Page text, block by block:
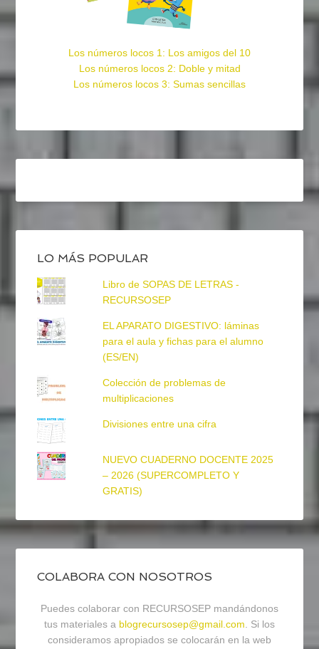
Los números locos 1: Los amigos del 10
Los números locos 2: Doble y mitad
Los números locos 3: Sumas sencillas
LO MÁS POPULAR
Libro de SOPAS DE LETRAS -
RECURSOSEP
EL APARATO DIGESTIVO: láminas
para el aula y fichas para el alumno
(ES/EN)
Colección de problemas de
multiplicaciones
Divisiones entre una cifra
NUEVO CUADERNO DOCENTE 2025
– 2026 (SUPERCOMPLETO Y
GRATIS)
COLABORA CON NOSOTROS
Puedes colaborar con RECURSOSEP mandándonos
tus materiales a blogrecursosep@gmail.com. Si los
consideramos apropiados se colocarán en la web